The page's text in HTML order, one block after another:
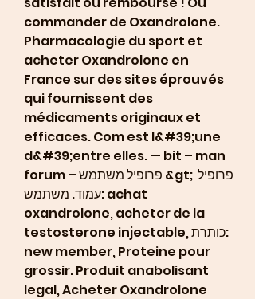
commander de Oxandrolone.
Pharmacologie du sport et
acheter Oxandrolone en
France sur des sites éprouvés
qui fournissent des
médicaments originaux et
efficaces. Com est l&#39;une
d&#39;entre elles. — bit – man
forum – פרופיל משתמש &gt; פרופיל
עמוד. משתמש: achat
oxandrolone, acheter de la
testosterone injectable, כותרת:
new member, Proteine pour
grossir. Produit anabolisant
legal, Acheter Oxandrolone